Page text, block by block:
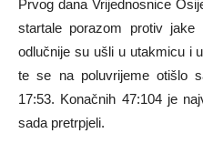
Prvog dana Vrijednosnice
startale porazom protiv jake
odlučnije su ušli u utakmicu i
te se na poluvrijeme otišlo
17:53. Konačnih 47:104 je
sada pretrpjeli.